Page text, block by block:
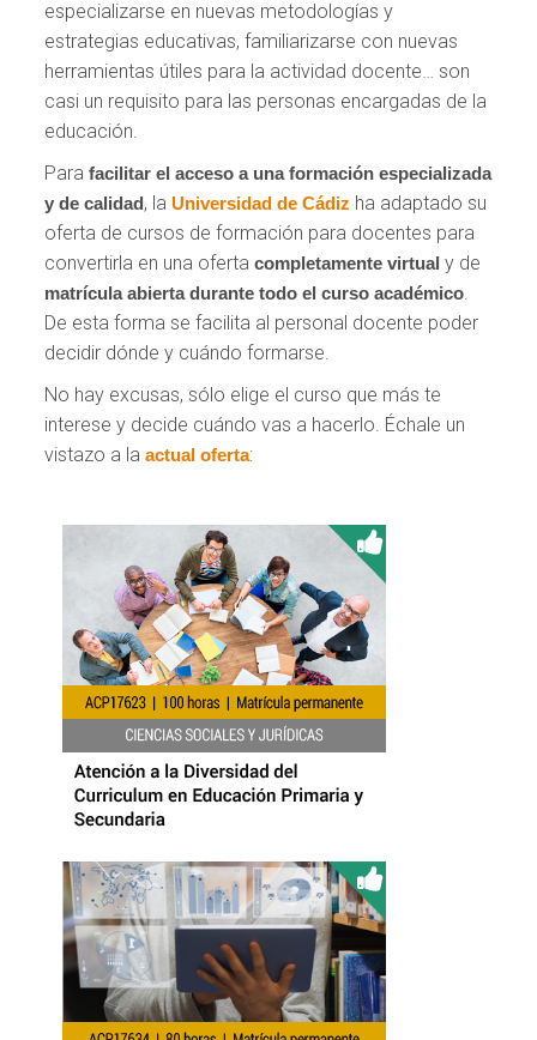
especializarse en nuevas metodologías y
estrategias educativas, familiarizarse con nuevas
herramientas útiles para la actividad docente… son
casi un requisito para las personas encargadas de la
educación.
Parafacilitar el acceso a una formación especializada
y de calidad, laUniversidad de Cádiz ha adaptado su
oferta de cursos de formación para docentes para
convertirla en una ofertacompletamente virtual y de
matrícula abierta durante todo el curso académico.
De esta forma se facilita al personal docente poder
decidir dónde y cuándo formarse.
No hay excusas, sólo elige el curso que más te
interese y decide cuándo vas a hacerlo. Échale un
vistazo a laactual oferta: